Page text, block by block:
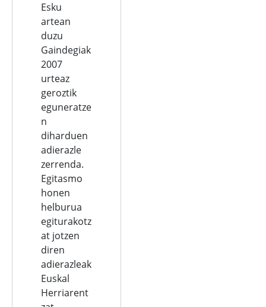
Esku
artean
duzu
Gaindegiak
2007
urteaz
geroztik
eguneratze
n
diharduen
adierazle
zerrenda.
Egitasmo
honen
helburua
egiturakotz
at jotzen
diren
adierazleak
Euskal
Herriarent